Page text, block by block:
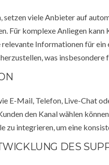
setzen viele Anbieter auf
Für komplexe Anliegen
Informationen für
was
E-Mail, Telefon, Live-Chat
den Kanal wählen
zu integrieren, um eine
DES